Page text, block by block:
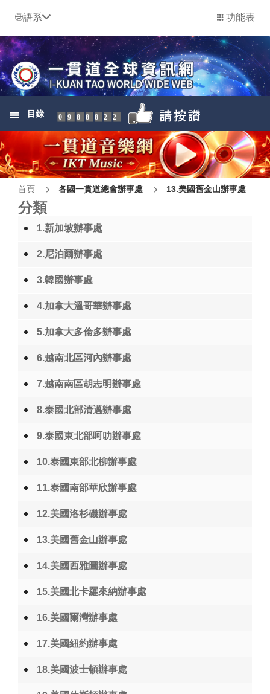
語系 功能表
目錄 0988822
首頁 各國一貫道總會辦事處 13.美國舊金山辦事處
分類
1.新加坡辦事處
2.尼泊爾辦事處
3.韓國辦事處
4.加拿大溫哥華辦事處
5.加拿大多倫多辦事處
6.越南北區河內辦事處
7.越南南區胡志明辦事處
8.泰國北部清邁辦事處
9.泰國東北部呵叻辦事處
10.泰國東部北柳辦事處
11.泰國南部華欣辦事處
12.美國洛杉磯辦事處
13.美國舊金山辦事處
14.美國西雅圖辦事處
15.美國北卡羅來納辦事處
16.美國爾灣辦事處
17.美國紐約辦事處
18.美國波士頓辦事處